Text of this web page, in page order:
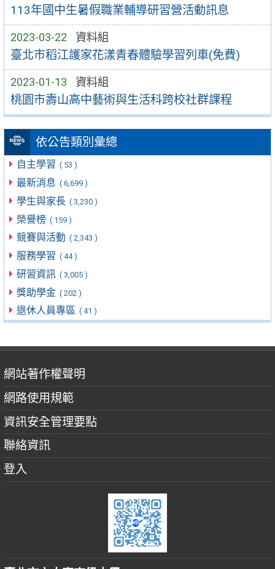
113年國中生暑假職業輔導研習營活動訊息
2023-03-22 資料組
臺北巿稻江護家花漾青春體驗學習列車(免費)
2023-01-13 資料組
桃園巿壽山高中藝術與生活科跨校社群課程
依公告類別彙總
自主學習 ( 53 )
最新消息 ( 6,699 )
學生與家長 ( 3,230 )
榮譽榜 ( 159 )
競賽與活動 ( 2,343 )
服務學習 ( 44 )
研習資訊 ( 3,005 )
獎助學金 ( 202 )
退休人員專區 ( 41 )
網站著作權聲明
網路使用規範
資訊安全管理要點
聯絡資訊
登入